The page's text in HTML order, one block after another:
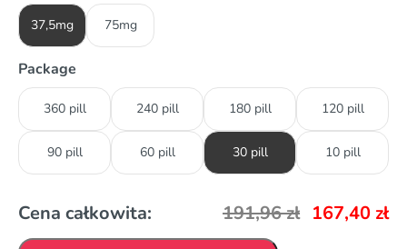
37,5mg 75mg
Package
360 pill 240 pill 180 pill 120 pill
90 pill 60 pill 30 pill 10 pill
Cena całkowita: 191,96zł 167,40 zł